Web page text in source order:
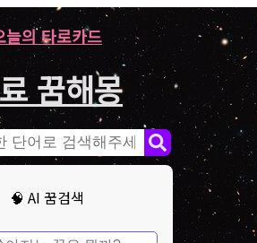
늘의 타로카드
꿈해몽
🧠 AI 꿈검색